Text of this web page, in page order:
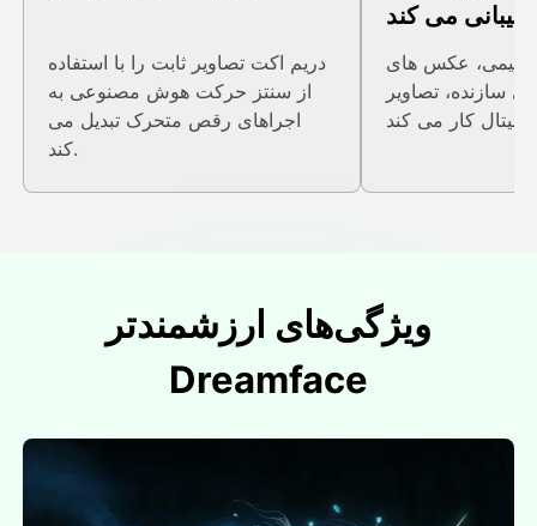
دريم اکت تصاوير ثابت را با استفاده
از سنتز حرکت هوش مصنوعی به
اجراهای رقص متحرک تبدیل می
کند.
می کند
انیمی، عکس های
سازنده، تصاویر
ویژگی‌های ارزشمندتر
Dreamface